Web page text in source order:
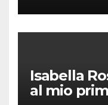
Isabella
al mio